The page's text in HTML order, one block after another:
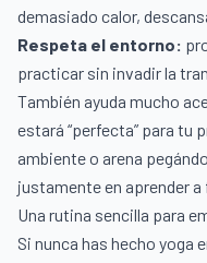
demasiado calor,
Respeta el entorno:
practicar sin invadir la
También ayuda mucho
estará “perfecta” para tu
ambiente o arena
justamente en aprender
Una rutina sencilla para
Si nunca has hecho yoga